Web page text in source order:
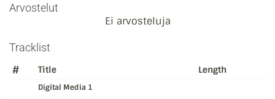
Arvostelut
Ei arvosteluja
Tracklist
# Title Length
Digital Media 1